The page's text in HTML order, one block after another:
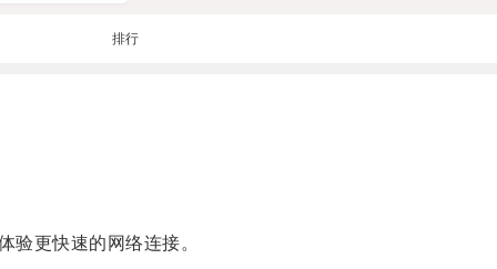
排行
更快速的网络连接。